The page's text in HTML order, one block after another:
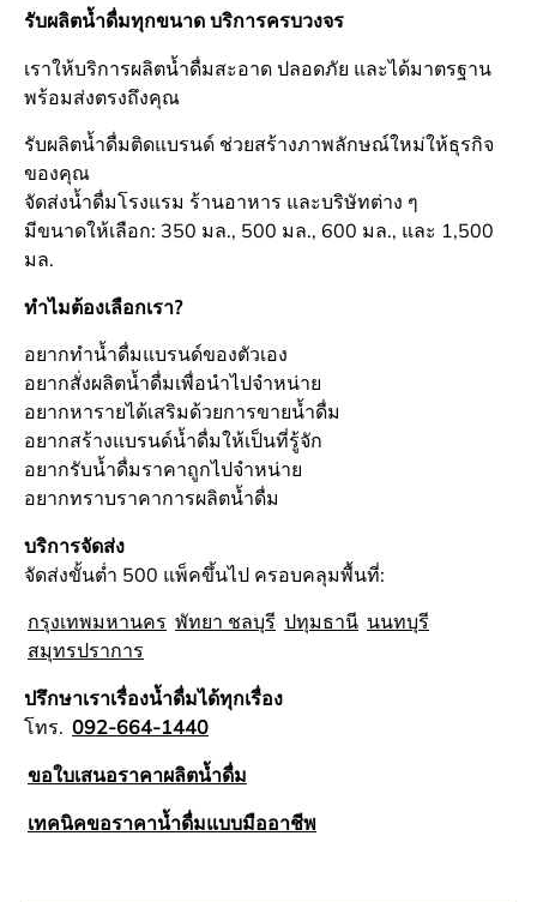
รับผลิตน้ำดื่มทุกขนาด บริการครบวงจร
เราให้บริการผลิตน้ำดื่มสะอาด ปลอดภัย และได้มาตรฐาน
พร้อมส่งตรงถึงคุณ
รับผลิตน้ำดื่มติดแบรนด์ ช่วยสร้างภาพลักษณ์ใหม่ให้ธุรกิจ
ของคุณ
จัดส่งน้ำดื่มโรงแรม ร้านอาหาร และบริษัทต่าง ๆ
มีขนาดให้เลือก: 350 มล., 500 มล., 600 มล., และ 1,500
มล.
ทำไมต้องเลือกเรา?
อยากทำน้ำดื่มแบรนด์ของตัวเอง
อยากสั่งผลิตน้ำดื่มเพื่อนำไปจำหน่าย
อยากหารายได้เสริมด้วยการขายน้ำดื่ม
อยากสร้างแบรนด์น้ำดื่มให้เป็นที่รู้จัก
อยากรับน้ำดื่มราคาถูกไปจำหน่าย
อยากทราบราคาการผลิตน้ำดื่ม
บริการจัดส่ง
จัดส่งขั้นต่ำ 500 แพ็คขึ้นไป ครอบคลุมพื้นที่:
กรุงเทพมหานคร พัทยา ชลบุรี ปทุมธานี นนทบุรี
สมุทรปราการ
ปรึกษาเราเรื่องน้ำดื่มได้ทุกเรื่อง
โทร. 092-664-1440
ขอใบเสนอราคาผลิตน้ำดื่ม
เทคนิคขอราคาน้ำดื่มแบบมืออาชีพ